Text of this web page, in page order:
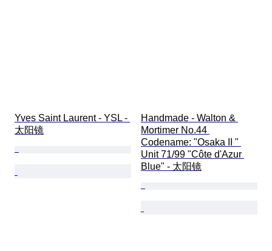
Yves Saint Laurent - YSL -
太阳镜
Handmade - Walton &
Mortimer No.44
Codename: "Osaka II "
Unit 71/99 "Côte d'Azur
Blue" - 太阳镜